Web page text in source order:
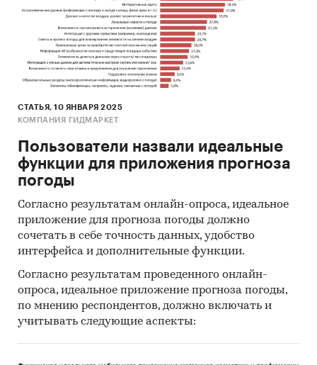
СТАТЬЯ, 10 ЯНВАРЯ 2025
КОМПАНИЯ ГИДМАРКЕТ
Пользователи назвали идеальные
функции для приложения прогноза
погоды
Согласно результатам онлайн-опроса, идеальное
приложение для прогноза погоды должно
сочетать в себе точность данных, удобство
интерфейса и дополнительные функции.
Согласно результатам проведенного онлайн-
опроса, идеальное приложение прогноза погоды,
по мнению респондентов, должно включать и
учитывать следующие аспекты: